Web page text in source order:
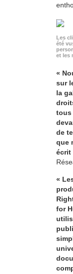
Les
été
et les
«
sur
la
tous
de
que
écrit
«
for